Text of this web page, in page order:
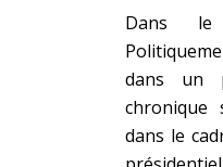
Dans le
dans un
chronique
dans le